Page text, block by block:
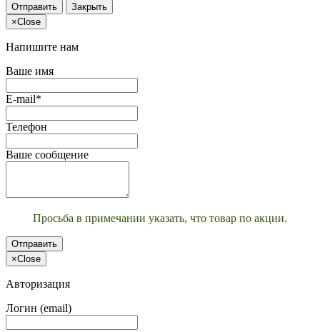
Отправить
Закрыть
×Close
Напишите нам
Ваше имя
E-mail*
Телефон
Ваше сообщение
Просьба в примечании указать, что товар по акции.
Отправить
×Close
Авторизация
Логин (email)